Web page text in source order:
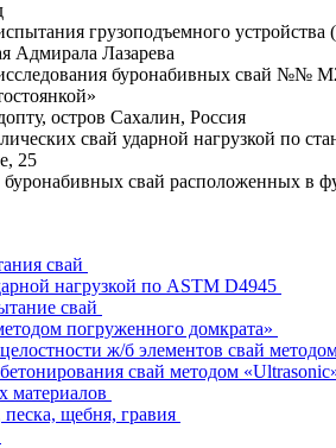
грузоподъемного устройства
Адмирала Лазарева
буронабивных свай
остров Сахалин, Россия
свай ударной нагрузкой по
25
свай распо­ложенных в
свай
нагрузкой по ASTM D4945
свай
погруженного домкрата»
ж/б элементов свай
свай методом
материалов
щебня, гравия